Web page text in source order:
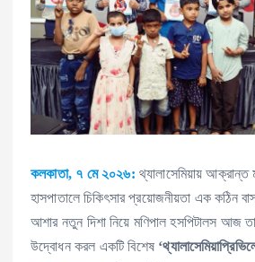
কলকাতা, ৭ মে ২০২৬: থ্যালাসেমিয়ায় আক্রান্ত
হাসপাতালে চিকিৎসার প্রয়োজনীয়তা এক কঠিন
আশার নতুন দিশা নিয়ে মণিপাল হসপিটালস আজ
উদ্বোধন করল একটি বিশেষ